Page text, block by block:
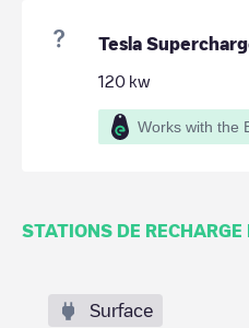
Tesla
120 kw
Works with the
STATIONS DE RECHARGE
Surface